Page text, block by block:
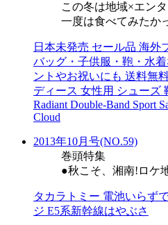
この冬は地域×エン
一度は食べてみたか
日本未発売 セール品 海外
バッグ・子供服・鞄・水
ントやお祝いにも 送料無
ディース 女性用 シューズ
Radiant Double-Band Sport
Cloud
2013年10月号(NO.59)
巻頭特集
●秋こそ、湘南!ロケ
タカラトミー 電池いらず
ジ E5系新幹線はやぶさ